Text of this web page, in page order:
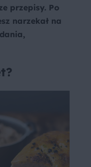
przepisy. Po
narzekał na